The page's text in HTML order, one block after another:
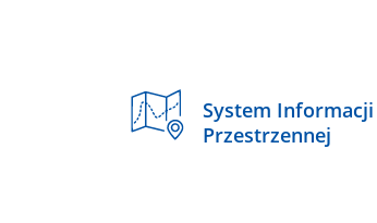
System Informacji
Przestrzennej